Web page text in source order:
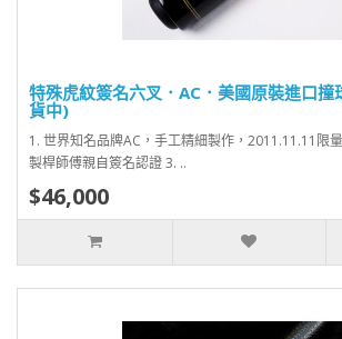
特殊虎紋簽名六叉．AC．美國原裝進口
貨中)
1. 世界知名品牌AC，手工精細製作，2011.11.11限
製桿師傅親自簽名認證 3. ..
$46,000